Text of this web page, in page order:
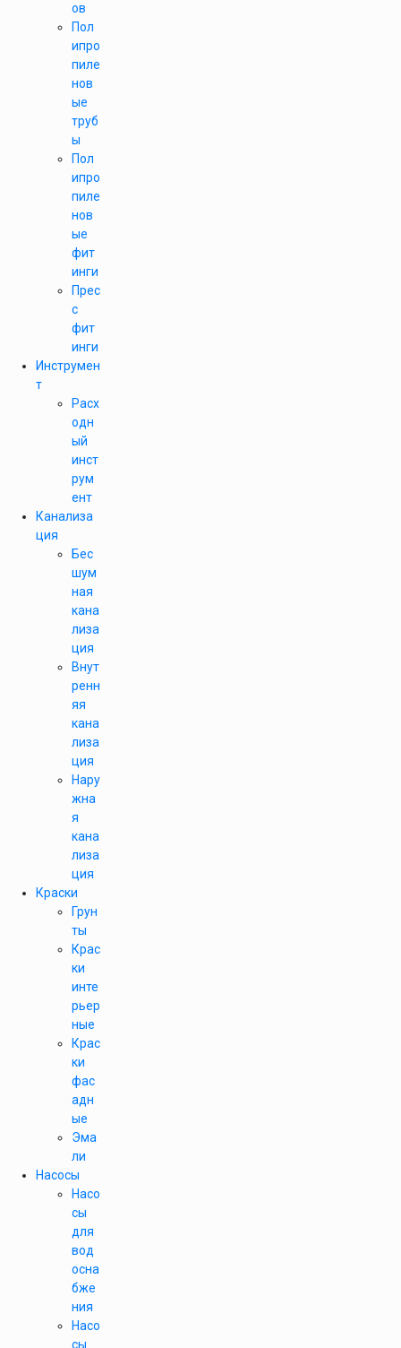
ов
Пол
ипро
пиле
нов
ые
труб
ы
Пол
ипро
пиле
нов
ые
фит
инги
Прес
с
фит
инги
Инструмен
т
Расх
одн
ый
инст
рум
ент
Канализа
ция
Бес
шум
ная
кана
лиза
ция
Внут
ренн
яя
кана
лиза
ция
Нару
жна
я
кана
лиза
ция
Краски
Грун
ты
Крас
ки
инте
рьер
ные
Крас
ки
фас
адн
ые
Эма
ли
Насосы
Насо
сы
для
вод
осна
бже
ния
Насо
сы